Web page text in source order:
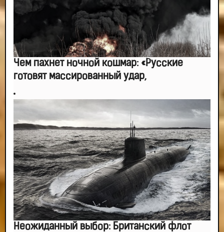
Чем пахнет ночной кошмар: «Русские
готовят массированный удар,
Неожиданный выбор: Британский флот